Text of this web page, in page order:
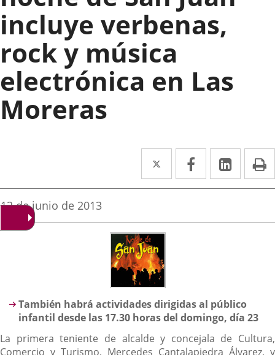
incluye verbenas,
rock y música
electrónica en Las
Moreras
Twitter
Enlace
a
aplicación
Facebook
Enlace
a
aplicación
Enlace
a
Fecha
la
12 de junio de 2013
Descripción
También habrá actividades dirigidas al público
infantil desde las 17.30 horas del domingo, día 23
La primera teniente de alcalde y concejala de Cultura,
Comercio y Turismo, Mercedes Cantalapiedra Álvarez, y